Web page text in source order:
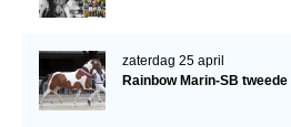
zaterdag 25 april
Rainbow Marin-SB tweede